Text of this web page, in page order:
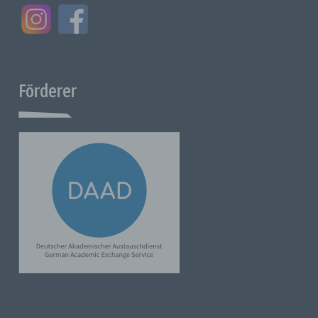
Förderer
[030 / 206 167 52]
[vorstand@toenissteiner-studierendenforum.de]
Die Internetseiten von uns verwenden Cookies, Localstorage
und Sessionstorage. Dies dient dazu, unser Angebot
von Ihrem Browser verwendet wird, um Daten auf Ihrem
Computer oder mobilen Gerät zu speichern. Cookies sind
Textdateien, die über einen Internetbrowser in einem
Computersystem gespeichert werden. Sie können die
Verwendung von Cookies, Localstorage und Sessionstorage
verhindern, indem Sie diese in Ihrem Browser einstellen.
Viele Internet-Seiten und -Server verwenden Cookies. Viele
Cookies enthalten eine sogenannte Cookie-ID. Eine Cookie-
ID ist eine eindeutige Kennung des Cookies. Sie besteht aus